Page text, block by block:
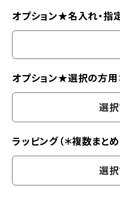
オプション★名入れ・指
オプション★選択の方用
選択
ラッピング（＊複数まとめ
選択